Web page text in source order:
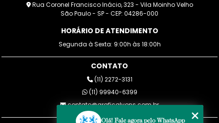
Rua Coronel Francisco Inácio, 323 - Vila Moinho Velho
São Paulo - SP - CEP: 04286-000
HORÁRIO DE ATENDIMENTO
Segunda à Sexta: 9:00h às 18:00h
CONTATO
(11) 2272-3131
(11) 99940-6399
contato@graficalyons.com.br
Olá! Fale agora pelo WhatsApp